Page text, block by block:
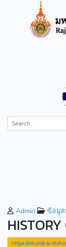
Admin ข้อมูล
https://rmutsb.ac.th/